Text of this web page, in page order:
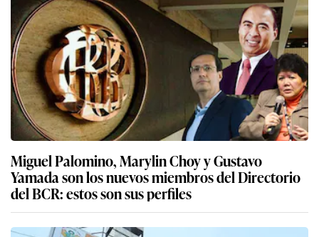
Miguel Palomino, Marylin Choy y Gustavo
Yamada son los nuevos miembros del Directorio
del BCR: estos son sus perfiles